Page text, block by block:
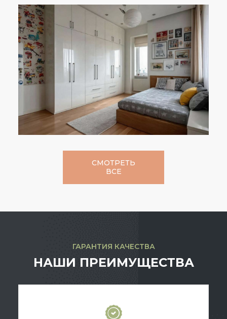
СМОТРЕТЬ
ВСЕ
ГАРАНТИЯ КАЧЕСТВА
НАШИ ПРЕИМУЩЕСТВА